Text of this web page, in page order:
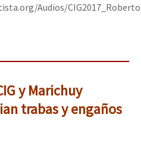
Audios/
y Marichuy
trabas y engaños